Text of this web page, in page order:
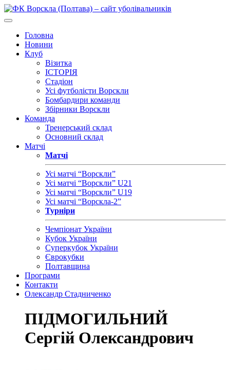
Головна
Новини
Клуб
Візитка
ІСТОРІЯ
Стадіон
Усі футболісти Ворскли
Бомбардири команди
Збірники Ворскли
Команда
Тренерський склад
Основний склад
Матчі
Матчі
Усі матчі “Ворскли”
Усі матчі “Ворскли” U21
Усі матчі “Ворскли” U19
Усі матчі “Ворскла-2”
Турніри
Чемпіонат України
Кубок України
Суперкубок України
Єврокубки
Полтавщина
Програми
Контакти
Олександр Стадниченко
ПІДМОГИЛЬНИЙ
Сергій Олександрович